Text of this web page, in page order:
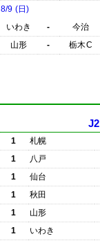
8/9 (日)
いわき
- 今治
山形
- 栃木C
J2
1 札幌
1
八戸
1
仙台
1
秋田
1
山形
1
いわき